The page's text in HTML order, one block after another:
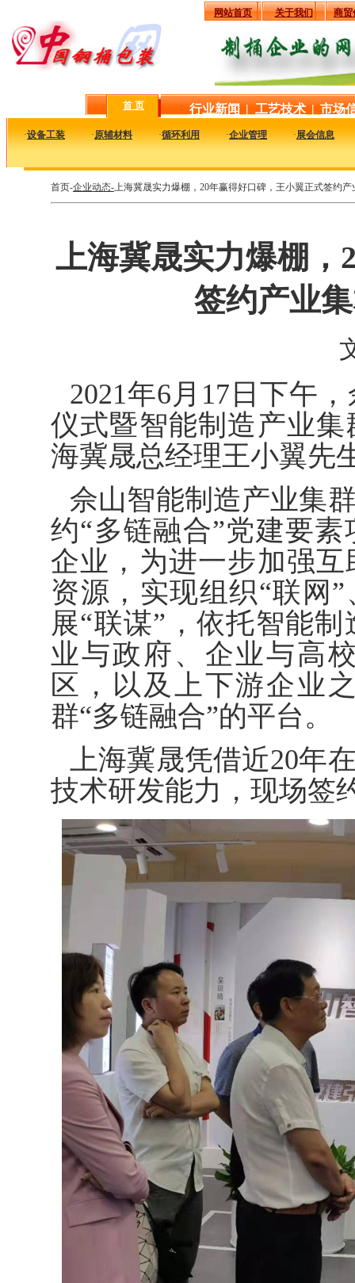
网站首页 关于我们 商贸
首 页 行业新闻 | 工艺技术 | 市场
·设备工装 ·原辅材料 ·循环利用 ·企业管理 ·展会信息
首页-企业动态-上海冀晟实力爆棚，20年赢得好口碑，王小翼正式签约产
上海冀晟实力爆棚，
签约产业
2021年6月17日下午
仪式暨智能制造产业
海冀晟总经理王小翼先
佘山智能制造产业集
约“多链融合”党建要
企业，为进一步加强
资源，实现组织“联网
展“联谋”，依托智能
业与政府、企业与高
区，以及上下游企业
群“多链融合”的平台。
上海冀晟凭借近20年
技术研发能力，现场签